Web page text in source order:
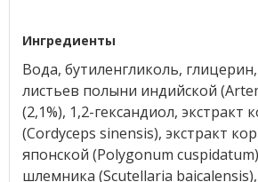
Ингредиенты
Вода, бутиленгликоль,
листьев полыни индийской
(2,1%), 1,2-гександиол, экстракт
(Cordyceps sinensis), экстракт
японской (Polygonum
шлемника (Scutellaria baicalensis),